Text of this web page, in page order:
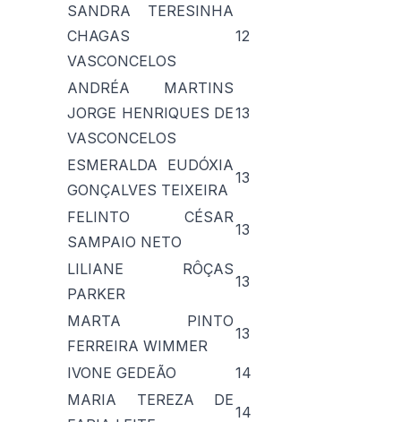
SANDRA TERESINHA
CHAGAS
VASCONCELOS
12
ANDRÉA MARTINS
JORGE HENRIQUES DE
VASCONCELOS
13
ESMERALDA EUDÓXIA
GONÇALVES TEIXEIRA
13
FELINTO CÉSAR
SAMPAIO NETO
13
LILIANE RÔÇAS
PARKER
13
MARTA PINTO
FERREIRA WIMMER
13
IVONE GEDEÃO
14
MARIA TEREZA DE
14